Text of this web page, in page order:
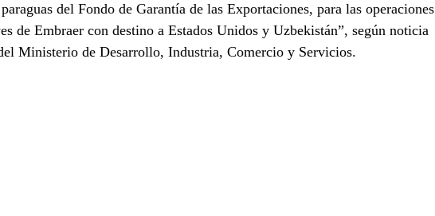
del Fondo de Garantía de las Exportaciones, para las operaciones
de Embraer con destino a Estados Unidos y Uzbekistán”, según noticia
Ministerio de Desarrollo, Industria, Comercio y Servicios.